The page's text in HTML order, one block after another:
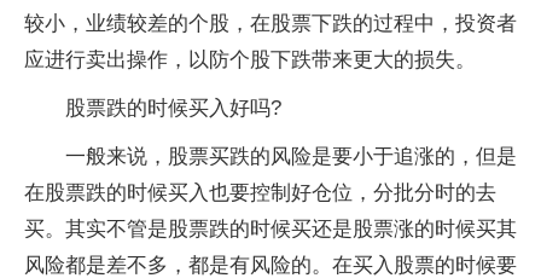
较小，业绩较差的个股，在股票下跌的过程中，投资者
应进行卖出操作，以防个股下跌带来更大的损失。
股票跌的时候买入好吗?
一般来说，股票买跌的风险是要小于追涨的，但是
在股票跌的时候买入也要控制好仓位，分批分时的去
买。其实不管是股票跌的时候买还是股票涨的时候买其
风险都是差不多，都是有风险的。在买入股票的时候要